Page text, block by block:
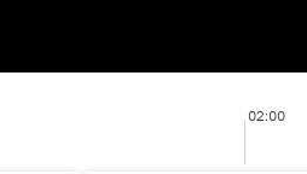
02:00